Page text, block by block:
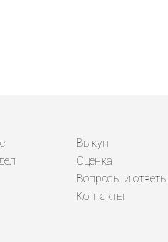
Выкуп
Оценка
Вопросы и ответы
Контакты